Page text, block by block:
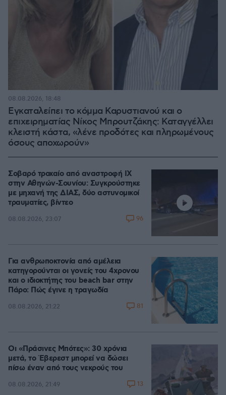
Εγκαταλείπει το κόμμα Καρυστιανού και ο
επιχειρηματίας Νίκος Μπρουτζάκης: Καταγγέλλει
κλειστή κάστα, «λένε προδότες και πληρωμένους
όσους αποχωρούν»
08.08.2026, 18:48
Σοβαρό τροχαίο από αναστροφή ΙΧ
στην Αθηνών-Σουνίου: Συγκρούστηκε
με μηχανή της ΔΙΑΣ, δύο αστυνομικοί
τραυματίες, βίντεο
08.08.2026, 23:07 96
Για ανθρωποκτονία από αμέλεια
κατηγορούνται οι γονείς του 4χρονου
και ο ιδιοκτήτης του beach bar στην
Πάρο: Πώς έγινε η τραγωδία
08.08.2026, 21:22 81
Οι «Πράσινες Μπότες»: 30 χρόνια
μετά, το Έβερεστ μπορεί να δώσει
πίσω έναν από τους νεκρούς του
08.08.2026, 21:49 13